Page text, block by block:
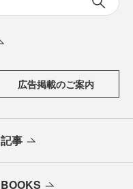
広告掲載のご案内
記事
BOOKS